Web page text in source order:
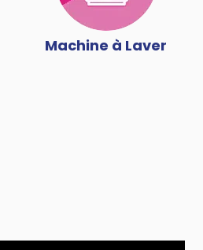
Machine à Laver